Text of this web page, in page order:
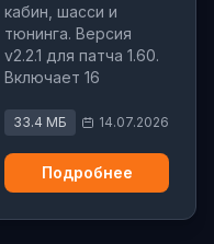
кабин, шасси и
тюнинга. Версия
v2.2.1 для патча 1.60.
Включает 16
коробок передач.
33.4 МБ 14.07.2026
Подробнее